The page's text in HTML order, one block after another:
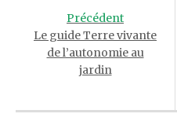
navigationPrécédent
Le guide Terre vivante
de l’autonomie au
jardin